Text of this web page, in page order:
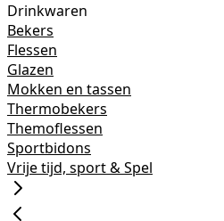
Drinkwaren
Bekers
Flessen
Glazen
Mokken en tassen
Thermobekers
Themoflessen
Sportbidons
Vrije tijd, sport & Spel